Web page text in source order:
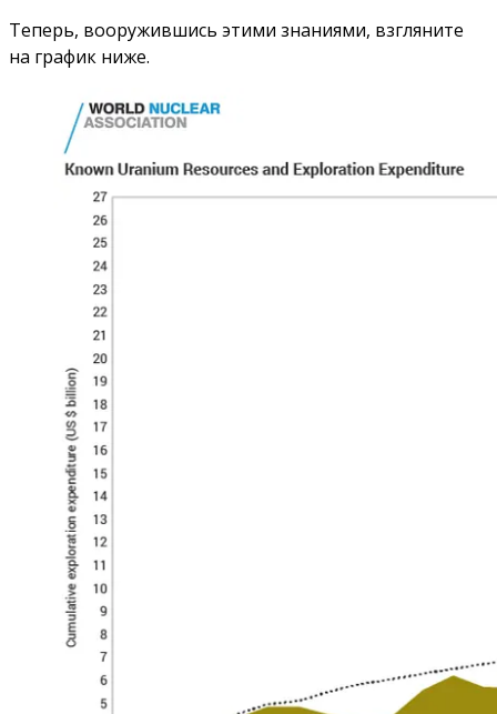
Теперь, вооружившись этими знаниями, взгляните
на график ниже.